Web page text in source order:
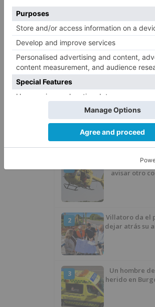
Las diligencias instruidas han
en el Juzgado de Instrucción Nº
Duero y Fiscalía de Menores de
detenidos joven menor presuntos
robo fuerza
LO +
1
Fallece un
avisar otro
2
Villatoro da el
dejar atrás su
3
Un hombre
herido en